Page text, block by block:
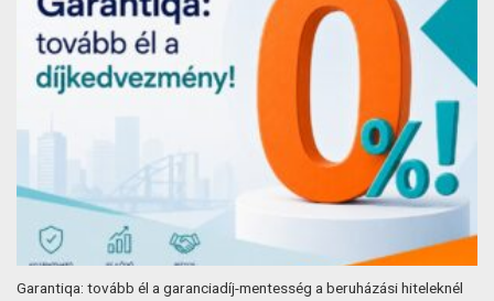
Garantiqa: tovább él a garanciadíj-mentesség a beruházási hiteleknél